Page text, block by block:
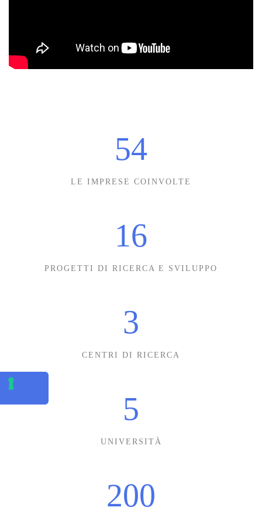
54
LE IMPRESE COINVOLTE
16
PROGETTI DI RICERCA E SVILUPPO
3
CENTRI DI RICERCA
5
UNIVERSITÀ
200